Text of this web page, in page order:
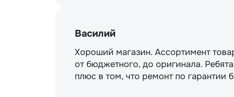
Василий
Хороший магазин. Ассортимент
от бюджетного, до оригинала.
плюс в том, что ремонт по гарантии